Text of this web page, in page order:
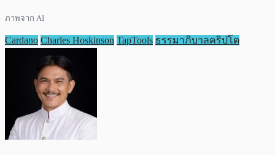
ภาพจาก AI
Cardano Charles Hoskinson TapTools ธรรมาภิบาลคริปโต